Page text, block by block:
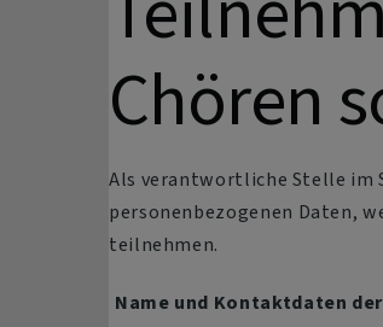
Chören
Als verantwortliche Stelle im
personenbezogenen Daten,
teilnehmen.
Name und Kontaktdaten